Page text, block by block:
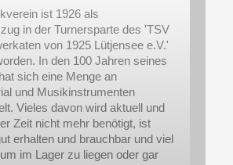
ist 1926 als
in der Turnersparte des 'TSV
von 1925 Lütjensee e.V.'
In den 100 Jahren seines
sich eine Menge an
und Musikinstrumenten
Vieles davon wird aktuell und
Zeit nicht mehr benötigt, ist
erhalten und brauchbar und viel
im Lager zu liegen oder gar